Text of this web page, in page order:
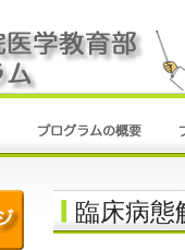
臨床病